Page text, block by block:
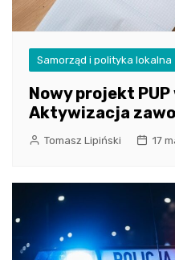
Samorząd i polityka lokalna
Nowy projekt PUP
Aktywizacja
Tomasz Lipiński 17